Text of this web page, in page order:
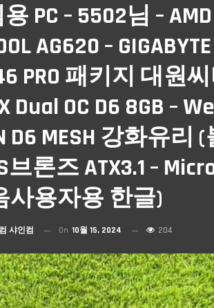
PC – 5502님 –
AG620 –
PRO 패키지 대원
OC D6 8GB –
D6 MESH 강화유
론즈 ATX3.1 –
사용자용 한글)
샤인컴 On 10월 15, 2024 204
비디오 플레이어